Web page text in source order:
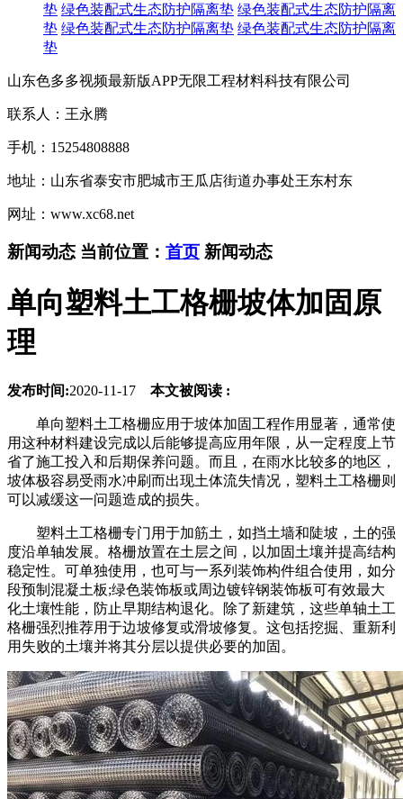
垫 绿色装配式生态防护隔离垫 绿色装配式生态防护隔离
垫 绿色装配式生态防护隔离垫 绿色装配式生态防护隔离
垫
山东色多多视频最新版APP无限工程材料科技有限公司
联系人：王永腾
手机：15254808888
地址：山东省泰安市肥城市王瓜店街道办事处王东村东
网址：www.xc68.net
新闻动态 当前位置： 首页 新闻动态
单向塑料土工格栅坡体加固原
理
发布时间:2020-11-17 本文被阅读 :
单向塑料土工格栅应用于坡体加固工程作用显著，通常使
用这种材料建设完成以后能够提高应用年限，从一定程度上节
省了施工投入和后期保养问题。而且，在雨水比较多的地区，
坡体极容易受雨水冲刷而出现土体流失情况，塑料土工格栅则
可以减缓这一问题造成的损失。
塑料土工格栅专门用于加筋土，如挡土墙和陡坡，土的强
度沿单轴发展。格栅放置在土层之间，以加固土壤并提高结构
稳定性。可单独使用，也可与一系列装饰构件组合使用，如分
段预制混凝土板;绿色装饰板或周边镀锌钢装饰板可有效最大
化土壤性能，防止早期结构退化。除了新建筑，这些单轴土工
格栅强烈推荐用于边坡修复或滑坡修复。这包括挖掘、重新利
用失败的土壤并将其分层以提供必要的加固。